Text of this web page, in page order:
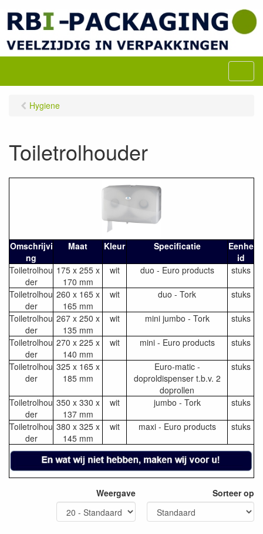
e
Hygiene
Toiletrolhouder
Omschrijvi
ng
Maat Kleur Specificatie
Eenhe
id
Toiletrolhou
der
175 x 255 x
170 mm
wit duo - Euro products stuks
Toiletrolhou
der
260 x 165 x
165 mm
wit duo - Tork stuks
Toiletrolhou
der
267 x 250 x
135 mm
wit mini jumbo - Tork stuks
Toiletrolhou
der
270 x 225 x
140 mm
wit mini - Euro products stuks
Toiletrolhou
der
325 x 165 x
185 mm
Euro-matic -
doproldispenser t.b.v. 2
doprollen
stuks
Toiletrolhou
der
350 x 330 x
137 mm
wit jumbo - Tork stuks
Toiletrolhou
der
380 x 325 x
145 mm
wit maxi - Euro products stuks
Weergave Sorteer op